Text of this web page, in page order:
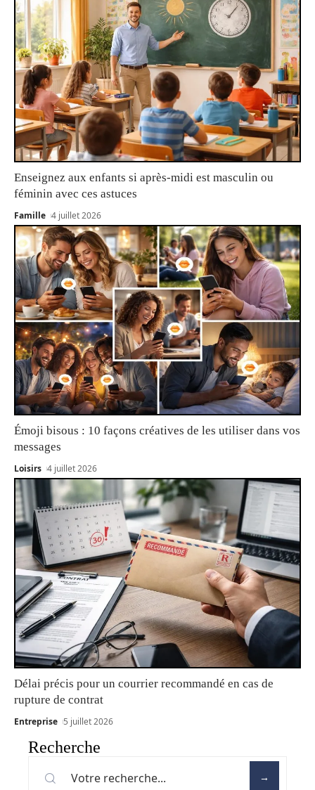
Enseignez aux enfants si après-midi est masculin ou
féminin avec ces astuces
Famille 4 juillet 2026
Émoji bisous : 10 façons créatives de les utiliser dans vos
messages
Loisirs 4 juillet 2026
Délai précis pour un courrier recommandé en cas de
rupture de contrat
Entreprise 5 juillet 2026
Recherche